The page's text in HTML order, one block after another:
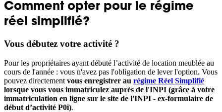
Comment opter pour le régime
réel simplifié?
Vous débutez votre activité ?
Pour les propriétaires ayant débuté l’activité de location meublée au
cours de l'année : vous n'avez pas l'obligation de lever l'option. Vous
pouvez directement vous enregistrer au régime Réel Simplifié
lorsque vous vous immatriculez auprès de l'INPI (grâce à votre
immatriculation en ligne sur le site de l'INPI - ex-formulaire de
début d’activité P0i).